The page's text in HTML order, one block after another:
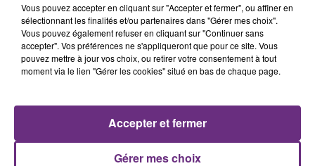
SI TOUT LE MONDE FAIT ÇA, MOI L'ANNÉE
PROCHAINE JE VENDANGE EN...
Vous pouvez accepter en cliquant sur "Accepter et fermer", ou affiner en
sélectionnant les finalités et/ou partenaires dans "Gérer mes choix".
Vous pouvez également refuser en cliquant sur "Continuer sans
accepter". Vos préférences ne s'appliqueront que pour ce site. Vous
pouvez mettre à jour vos choix, ou retirer votre consentement à tout
moment via le lien "Gérer les cookies" situé en bas de chaque page.
Gérer mes choix
Accepter et fermer